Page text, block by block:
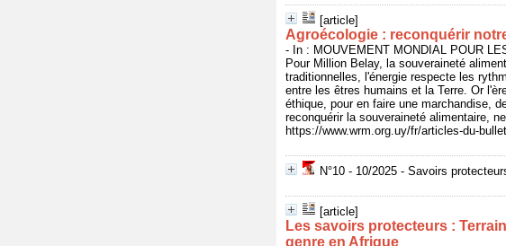
[article]
Agroécologie : reconquérir
- In : MOUVEMENT MONDIAL POUR
Pour Million Belay, la souveraineté
traditionnelles, l'énergie respecte les
entre les êtres humains et la Terre. Or
éthique, pour en faire une marchandise,
reconquérir la souveraineté alimentaire,
https://www.wrm.org.uy/fr/articles-du-
N°10 - 10/2025 - Savoirs
[article]
Les savoirs protecteurs :
genre en Afrique